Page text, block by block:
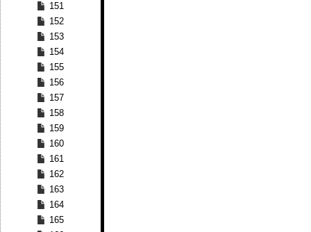
151
152
153
154
155
156
157
158
159
160
161
162
163
164
165